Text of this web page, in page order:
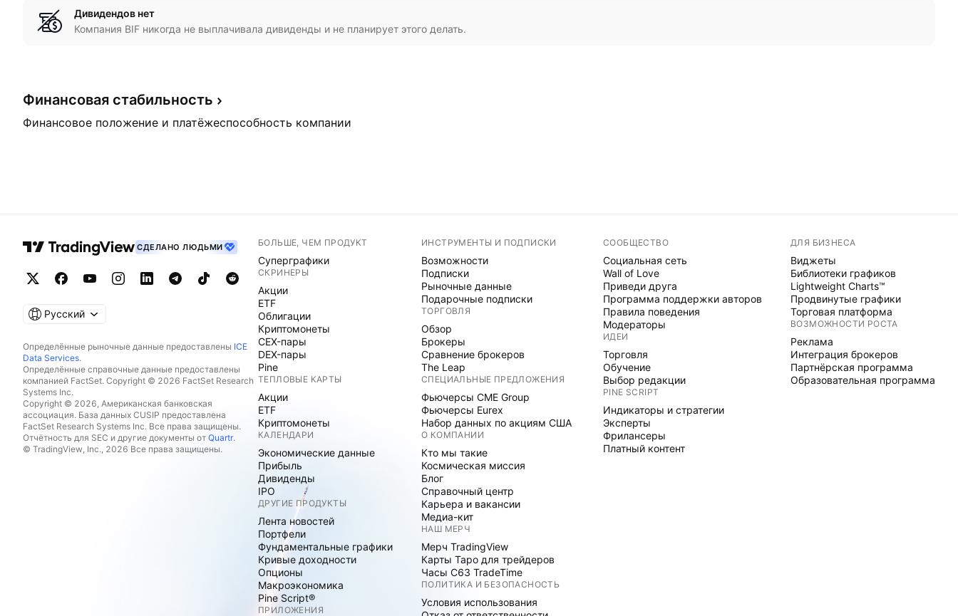
Дивидендов нет
Компания BIF никогда не выплачивала дивиденды и не планирует этого делать.
Финансовая стабильность
Финансовое положение и платёжеспособность компании
СДЕЛАНО ЛЮДЬМИ
Русский
Определённые рыночные данные предоставлены ICE
Data Services.
Определённые справочные данные предоставлены
компанией FactSet. Copyright © 2026 FactSet Research
Systems Inc.
Copyright © 2026, Американская банковская
ассоциация. База данных CUSIP предоставлена
FactSet Research Systems Inc. Все права защищены.
Отчётность для SEC и другие документы от Quartr.
© TradingView, Inc., 2026 Все права защищены.
БОЛЬШЕ, ЧЕМ ПРОДУКТ
Суперграфики
СКРИНЕРЫ
Акции
ETF
Облигации
Криптомонеты
CEX-пары
DEX-пары
Pine
ТЕПЛОВЫЕ КАРТЫ
Акции
ETF
Криптомонеты
КАЛЕНДАРИ
Экономические данные
Прибыль
Дивиденды
IPO
ДРУГИЕ ПРОДУКТЫ
Лента новостей
Портфели
Фундаментальные графики
Кривые доходности
Опционы
Макроэкономика
Pine Script®
ПРИЛОЖЕНИЯ
ИНСТРУМЕНТЫ И ПОДПИСКИ
Возможности
Подписки
Рыночные данные
Подарочные подписки
ТОРГОВЛЯ
Обзор
Брокеры
Сравнение брокеров
The Leap
СПЕЦИАЛЬНЫЕ ПРЕДЛОЖЕНИЯ
Фьючерсы CME Group
Фьючерсы Eurex
Набор данных по акциям США
О КОМПАНИИ
Кто мы такие
Космическая миссия
Блог
Справочный центр
Карьера и вакансии
Медиа-кит
НАШ МЕРЧ
Мерч TradingView
Карты Таро для трейдеров
Часы C63 TradeTime
ПОЛИТИКА И БЕЗОПАСНОСТЬ
Условия использования
СООБЩЕСТВО
Социальная сеть
Wall of Love
Приведи друга
Программа поддержки авторов
Правила поведения
Модераторы
ИДЕИ
Торговля
Обучение
Выбор редакции
PINE SCRIPT
Индикаторы и стратегии
Эксперты
Фрилансеры
Платный контент
ДЛЯ БИЗНЕСА
Виджеты
Библиотеки графиков
Lightweight Charts™
Продвинутые графики
Торговая платформа
ВОЗМОЖНОСТИ РОСТА
Реклама
Интеграция брокеров
Партнёрская программа
Образовательная программа